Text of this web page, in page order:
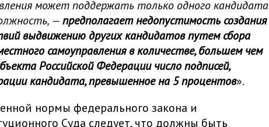
может поддержать только одного кандидата
—предполагает недопустимость создания
выдвижению других кандидатов путем сбора
самоуправления в количестве, большем чем
Российской Федерации число подписей,
кандидата, превышенное на 5 процентов».
нормы федерального закона и
Суда следует, что должны быть